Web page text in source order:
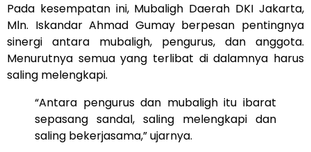
Pada kesempatan ini, Mubaligh Daerah DKI Jakarta,
Mln. Iskandar Ahmad Gumay berpesan pentingnya
sinergi antara mubaligh, pengurus, dan anggota.
Menurutnya semua yang terlibat di dalamnya harus
saling melengkapi.
“Antara pengurus dan mubaligh itu ibarat
sepasang sandal, saling melengkapi dan
saling bekerjasama,” ujarnya.